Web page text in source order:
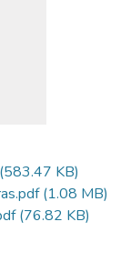
KB)
(1.08 MB)
(76.82 KB)